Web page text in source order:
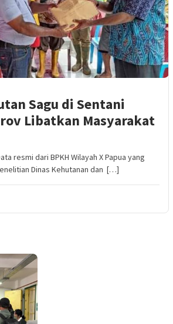
Sagu di Sentani
Libatkan Masyarakat
resmi dari BPKH Wilayah X Papua yang
Dinas Kehutanan dan […]